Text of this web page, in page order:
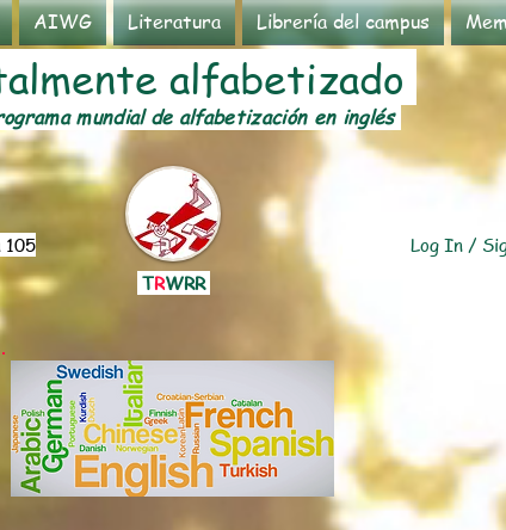
AIWG Literatura Librería del campus
mundial de alfabetización en inglés
alfabetizado
105
TRWRR
Log In /